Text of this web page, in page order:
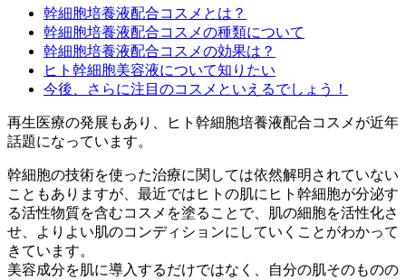
幹細胞培養液配合コスメ とは？
幹細胞培養液配合コスメの種類について
幹細胞培養液配合コスメの効果は？
ヒト幹細胞美容液について知りたい
今後、
さらに注目のコスメ といえるでしょう！
再生医療の発展もあり、 ヒト幹細胞培養液配合コスメ が近年
話題になっています。
幹細胞の技術を使った治療に関しては依然解明されていない
こともありますが、最近ではヒトの肌にヒト幹細胞が分泌す
る活性物質を含むコスメを塗ることで、肌の細胞を活性化さ
せ、よりよい肌のコンディションにしていくことがわかって
きています。
美容成分を肌に導入するだけではなく、
自分の肌そのものの